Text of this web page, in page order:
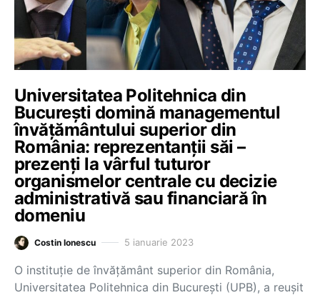
Universitatea Politehnica din
București domină managementul
învățământului superior din
România: reprezentanții săi –
prezenți la vârful tuturor
organismelor centrale cu decizie
administrativă sau financiară în
domeniu
Costin Ionescu 5 ianuarie 2023
O instituție de învățământ superior din România,
Universitatea Politehnica din București (UPB), a reușit